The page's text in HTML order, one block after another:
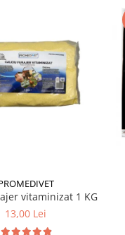
vitaminizat 1 KG
13,00 Lei